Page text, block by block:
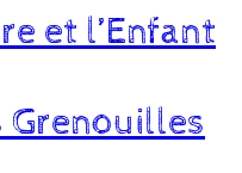
et l’Enfant
Grenouilles